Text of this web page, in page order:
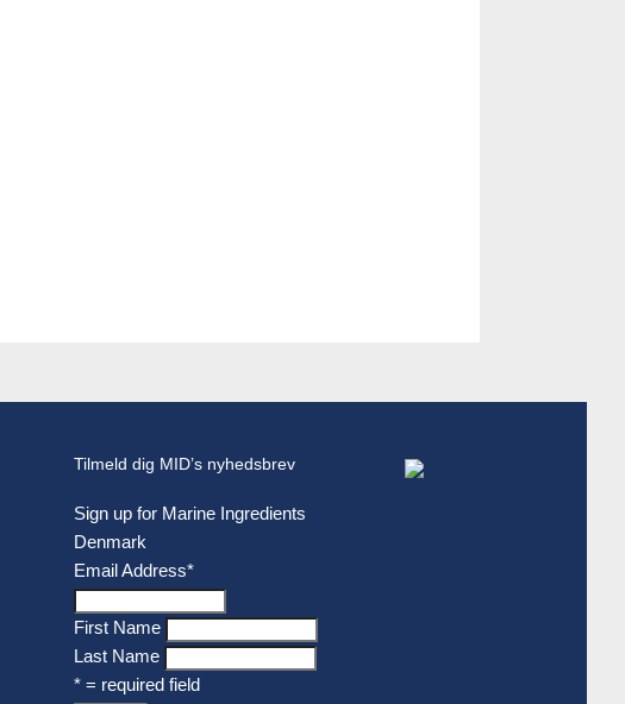
Tilmeld dig MID’s nyhedsbrev
Sign up for Marine Ingredients
Denmark
Email Address*
First Name
Last Name
* = required field